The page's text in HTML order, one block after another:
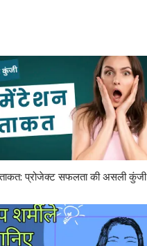
प्रोजेक्ट सफलता की असली कुंजी